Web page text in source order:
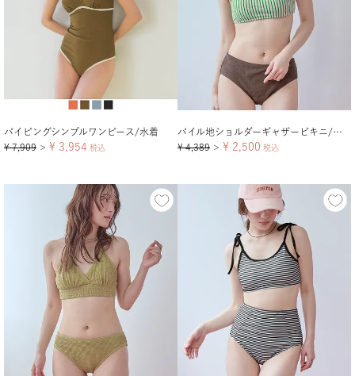
パイピングシンプルワンピース/水着
¥ 7,909 ＞ ¥ 3,954 税込
パイル地ショルダーギャザービキニ/水着【メール便可／100】
¥ 4,389 ＞ ¥ 2,500 税込